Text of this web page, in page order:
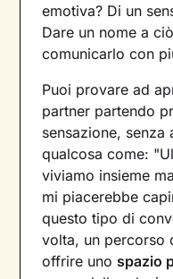
emotiva? Di un
Dare un nome a
comunicarlo con
Puoi provare ad
partner partendo
sensazione, senza
qualcosa come:
viviamo insieme
mi piacerebbe
questo tipo di
volta, un percorso
offrire uno spazio